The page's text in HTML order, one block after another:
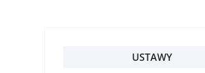
USTAWY